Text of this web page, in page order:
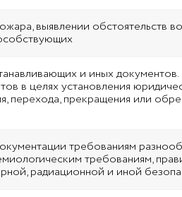
выявлении обстоятельств
и иных документов.
в целях установления
перехода, прекращения или
требованиям
требованиям,
радиационной и иной